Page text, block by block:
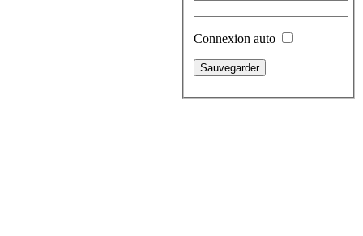
Connexion auto